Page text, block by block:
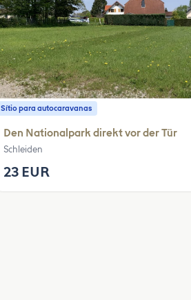
Sítio para autocaravanas
Den Nationalpark direkt vor der Tür
Schleiden
23 EUR